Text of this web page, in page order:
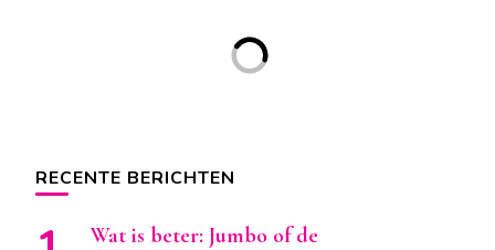
RECENTE BERICHTEN
Wat is beter: Jumbo of de